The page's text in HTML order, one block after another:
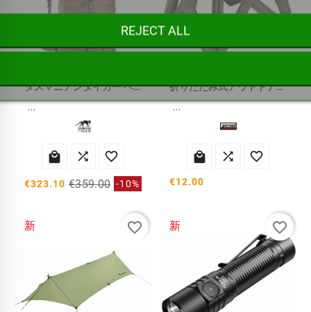
タスマニアンタイガー ベースパック 75 バックパック
...
  
€323.10 €359.00 -10%
折りたたみ式アウトドアスツール
...
  
€12.00
新 favorite_border 新 favorite_border
REJECT ALL